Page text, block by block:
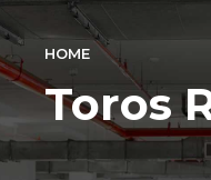
HOME
Toros